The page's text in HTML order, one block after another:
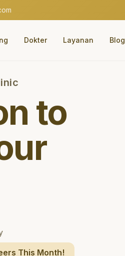
Dokter Layanan Blog
to
This Month!